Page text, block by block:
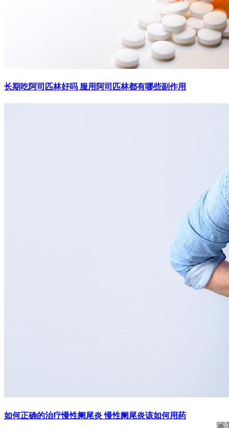
长期吃阿司匹林好吗 服用阿司匹林都有哪些副作用
如何正确的治疗慢性阑尾炎 慢性阑尾炎该如何用药